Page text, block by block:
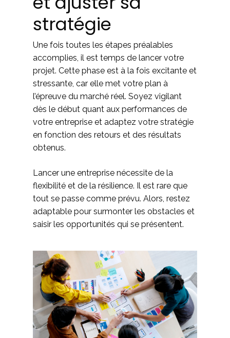
stratégie
Une fois toutes les étapes préalables
accomplies, il est temps de lancer votre
projet. Cette phase est à la fois excitante et
stressante, car elle met votre plan à
l’épreuve du marché réel. Soyez vigilant
dès le début quant aux performances de
votre entreprise et adaptez votre stratégie
en fonction des retours et des résultats
obtenus.
Lancer une entreprise nécessite de la
flexibilité et de la résilience. Il est rare que
tout se passe comme prévu. Alors, restez
adaptable pour surmonter les obstacles et
saisir les opportunités qui se présentent.